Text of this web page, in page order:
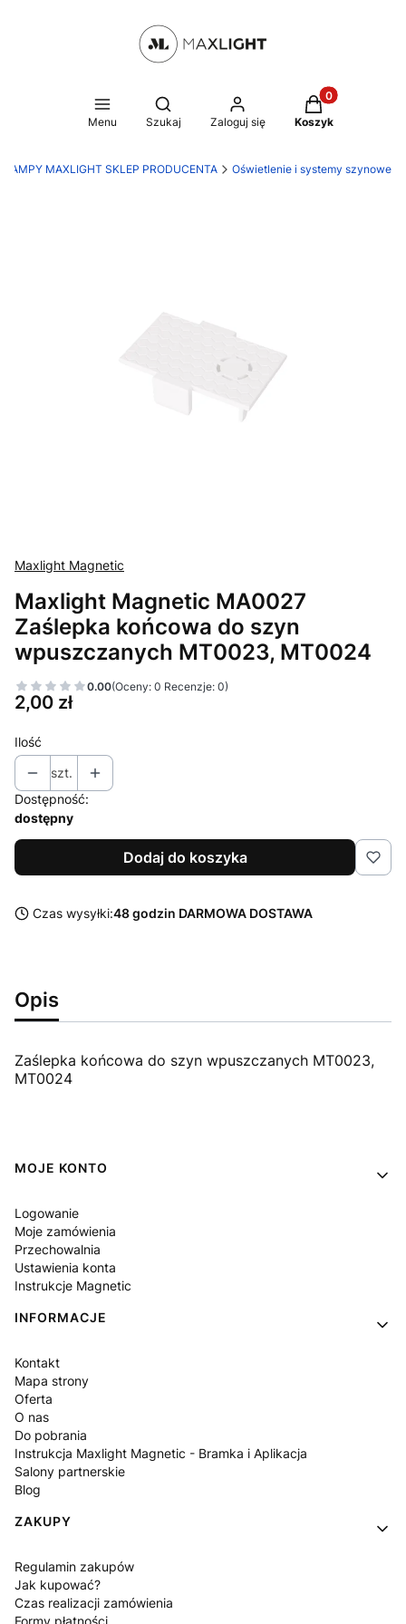
Menu
Otwórz wyszukiwarkę
Szukaj Zaloguj się
Produkty w
Koszyk
LAMPY MAXLIGHT SKLEP PRODUCENTA Oświetlenie i systemy szynowe
Maxlight Magnetic
Maxlight Magnetic MA0027
Zaślepka końcowa do szyn
wpuszczanych MT0023, MT0024
0.00(Oceny: 0 Recenzje: 0)
Cena
2,00 zł
Ilość
szt.
Dostępność:
dostępny
Dodaj do koszyka
Czas wysyłki:48 godzin DARMOWA DOSTAWA
Opis
Zaślepka końcowa do szyn wpuszczanych MT0023,
MT0024
Linki w stopce
MOJE KONTO
Logowanie
Moje zamówienia
Przechowalnia
Ustawienia konta
Instrukcje Magnetic
INFORMACJE
Kontakt
Mapa strony
Oferta
O nas
Do pobrania
Instrukcja Maxlight Magnetic - Bramka i Aplikacja
Salony partnerskie
Blog
ZAKUPY
Regulamin zakupów
Jak kupować?
Czas realizacji zamówienia
Formy płatności